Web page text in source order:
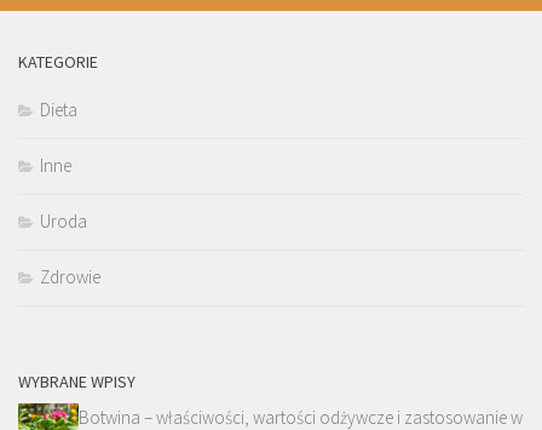
KATEGORIE
Dieta
Inne
Uroda
Zdrowie
WYBRANE WPISY
Botwina – właściwości, wartości odżywcze i zastosowanie w